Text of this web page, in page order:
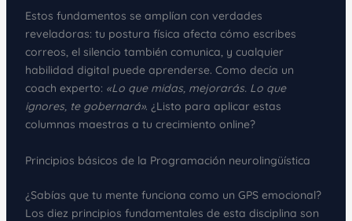
Estos fundamentos se amplían con verdades
reveladoras: tu postura física afecta cómo escribes
correos, el silencio también comunica, y cualquier
habilidad digital puede aprenderse. Como decía un
coach experto: «Lo que midas, mejorarás. Lo que
ignores, te gobernará». ¿Listo para aplicar estas
columnas maestras a tu crecimiento online?
Principios básicos de la Programación neurolingüística
¿Sabías que tu mente funciona como un GPS emocional?
Los diez principios fundamentales de esta disciplina son